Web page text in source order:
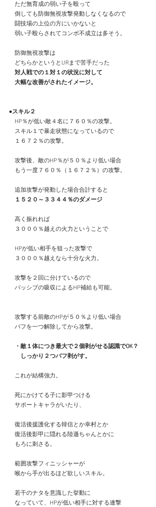
ただ無育成の弱い子を殴って
倒しても防御無視攻撃発動しなくなるので
闘技場の上位の方にいかないと
弱い子殴らされてコンボ不成立は多そう。
防御無視攻撃は
どちらかというとURまで苦手だった
対人戦での１対１の状況に対して
大幅な改善がされたイメージ。
●スキル２
HP％が低い敵４名に７６０％の攻撃。
スキル１で暴走状態になっているので
１６７２％の攻撃。
攻撃後、敵のHP％が５０％より低い場合
もう一度７６０％（１６７２％）の攻撃。
追加攻撃が発動した場合合計すると
１５２０～３３４４％のダメージ
高く振れれば
３０００％越えの火力ということで
HPが低い相手を狙った攻撃で
３０００％越えなら十分な火力。
攻撃を２回に分けているので
パッシブの吸収によるHP補給も可能。
攻撃する前敵のHPが５０％より低い場合
バフを一つ解除してから攻撃。
・敵１体につき最大で２個剥がせる認識でOK？
しっかり２つバフ剥がす。
これが結構強力。
死にかけてる子に影甲つける
サポートキャラがいたり、
復活後援護化する韓信とか幸村とか
復活後影甲に隠れる陸遜ちゃんとかに
もろに刺さる。
範囲攻撃フィニッシャーが
喉から手が出るほど欲しいスキル。
若干のナタを意識した挙動に
なっていて、HPが低い相手に対する連撃